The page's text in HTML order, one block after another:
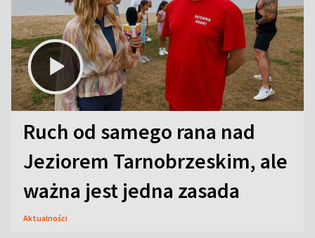
Ruch od samego rana nad
Jeziorem Tarnobrzeskim, ale
ważna jest jedna zasada
Aktualności